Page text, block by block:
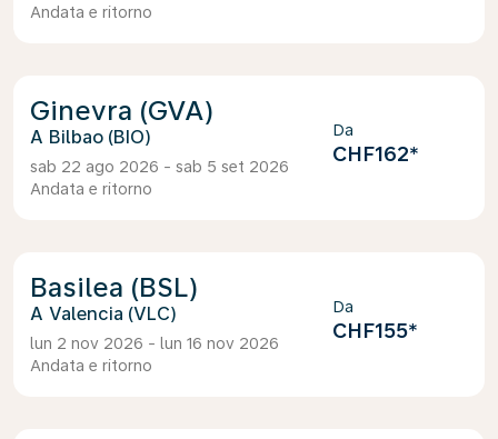
Andata e ritorno
Ginevra (GVA)
Bilbao (BIO)
sab 22 ago 2026 - sab 5 set 2026
Andata e ritorno
Da
CHF162*
Basilea (BSL)
Valencia (VLC)
lun 2 nov 2026 - lun 16 nov 2026
Andata e ritorno
Da
CHF155*